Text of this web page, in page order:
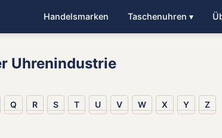
Handelsmarken Taschenuhren ▾
Uhrenindustrie
Q R S T U V W X Y Z